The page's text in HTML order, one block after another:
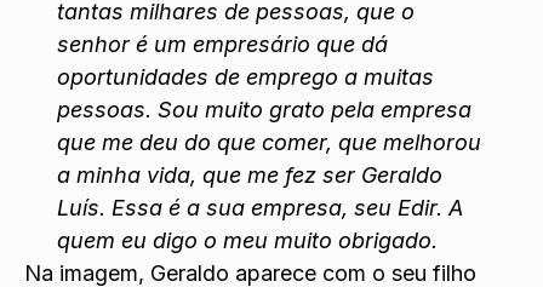
tantas milhares de pessoas, que o
senhor é um empresário que dá
oportunidades de emprego a muitas
pessoas. Sou muito grato pela empresa
que me deu do que comer, que melhorou
a minha vida, que me fez ser Geraldo
Luís. Essa é a sua empresa, seu Edir. A
quem eu digo o meu muito obrigado.
Na imagem, Geraldo aparece com o seu filho